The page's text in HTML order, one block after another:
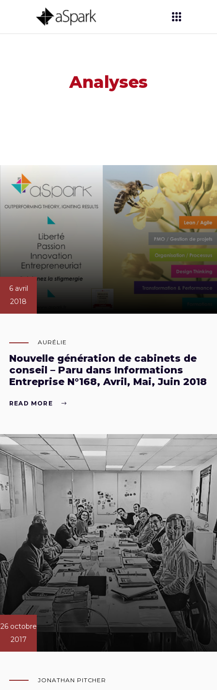
Analyses
6 avril
2018
AURÉLIE
Nouvelle génération de cabinets de
conseil – Paru dans Informations
Entreprise N°168, Avril, Mai, Juin 2018
READ MORE
26 octobre
2017
JONATHAN PITCHER